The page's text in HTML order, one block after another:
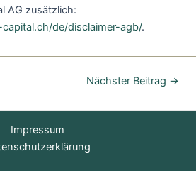
AG zusätzlich:
de/disclaimer-agb/.
Nächster Beitrag →
Impressum